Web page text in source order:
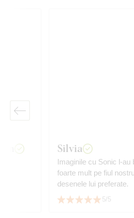
Silvia
Imaginile cu Sonic l-au
foarte mult pe fiul
desenele lui preferate.
5/5